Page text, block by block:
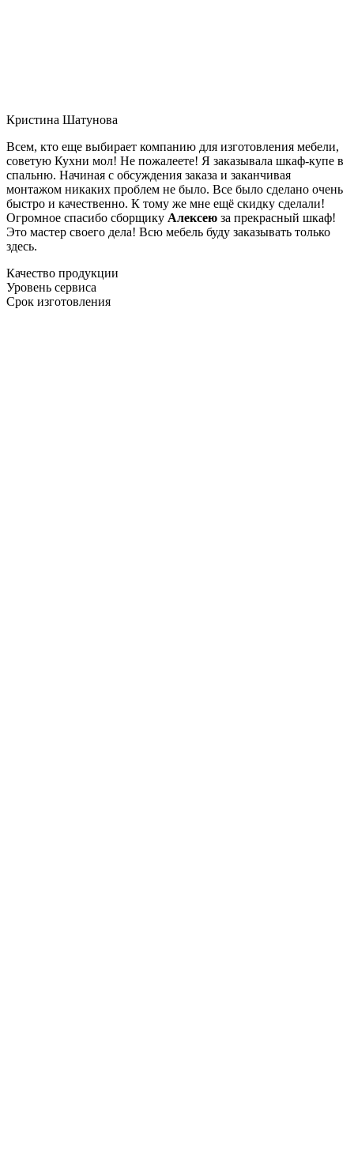
Кристина Шатунова
Всем, кто еще выбирает компанию для изготовления мебели,
советую Кухни мол! Не пожалеете! Я заказывала шкаф-купе в
спальню. Начиная с обсуждения заказа и заканчивая
монтажом никаких проблем не было. Все было сделано очень
быстро и качественно. К тому же мне ещё скидку сделали!
Огромное спасибо сборщику Алексею за прекрасный шкаф!
Это мастер своего дела! Всю мебель буду заказывать только
здесь.
Качество продукции
Уровень сервиса
Срок изготовления